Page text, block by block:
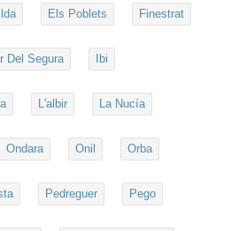
Els Poblets Finestrat
Del Segura Ibi
L'albir La Nucía
Ondara Onil Orba
Pedreguer Pego